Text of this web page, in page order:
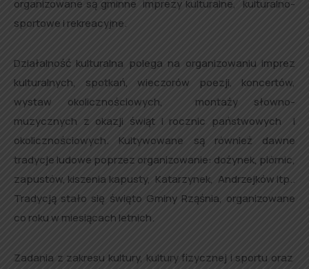
organizowane są gminne imprezy kulturalne, kulturalno-
sportowe i rekreacyjne.
Działalność kulturalna polega na organizowaniu imprez
kulturalnych, spotkań, wieczorów poezji, koncertów,
wystaw okolicznościowych, montaży słowno-
muzycznych z okazji świąt i rocznic państwowych i
okolicznościowych. Kultywowane są również dawne
tradycje ludowe poprzez organizowanie: dożynek, piórnic,
zapustów, kiszenia kapusty, Katarzynek, Andrzejków itp..
Tradycją stało się święto Gminy Rząśnia, organizowane
co roku w miesiącach letnich.
Zadania z zakresu kultury, kultury fizycznej i sportu oraz